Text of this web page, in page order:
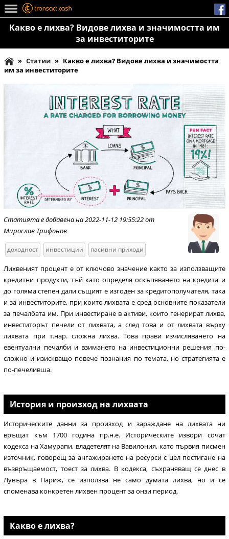
Какво е лихва? Видове лихва и значимостта им
за инвеститорите
» Статии » Какво е лихва? Видове лихва и значимостта
им за инвеститорите
Статията е добавена на 2022-11-12 19:55:22 от
Мирослав Трифонов
доходност инвестиции пасивни приходи
Лихвеният процент е от ключово значение както за използващите
кредитни продукти, тъй като определя оскъпяването на кредита и
до голяма степен дали същият е изгоден за кредитополучателя, така
и за инвеститорите, при които лихвата е сред основните показатели
за печалбата им. При инвестиране в активи, които генерират лихва,
инвеститорът печели от лихвата, а след това и от лихвата върху
лихвата при т.нар. сложна лихва. Това прави изчисляването на
евентуални печалби и взимането на инвестиционни решения по-
сложно и изискващо повече познания по темата, но стратегията е
по-печеливша.
История и произход на лихвата
Историческите данни за произход и зараждане на лихвата ни
връщат към 1700 година пр.н.е. Историческите извори сочат
кодекса на Хамурапи, владетелят на Вавилония, като първия писмен
източник, говорещ за ангажирането на ресурси с цел постигане на
възвръщаемост, тоест за лихва. В кодекса, съхраняващ се днес в
Лувъра в Париж, се използва не само думата лихва, но и се
споменава конкретен лихвен процент за онзи период.
Какво е лихва?